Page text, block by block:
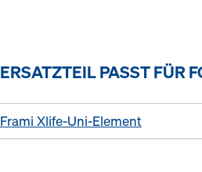
ERSATZTEIL PASST FÜR
Frami Xlife-Uni-Element